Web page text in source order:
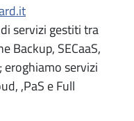
servizi gestiti tra
Backup, SECaaS,
eroghiamo servizi
,PaS e Full